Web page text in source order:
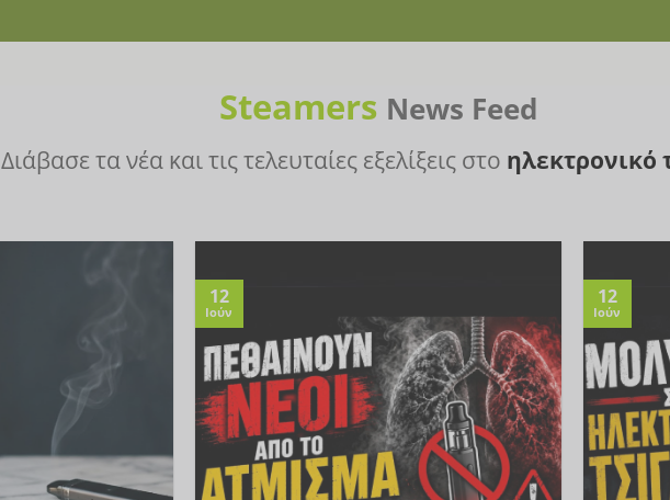
Steamers News Feed
Διάβασε τα νέα και τις τελευταίες εξελίξεις στο ηλεκτρονικό
12
Ιούν
12
Ιούν